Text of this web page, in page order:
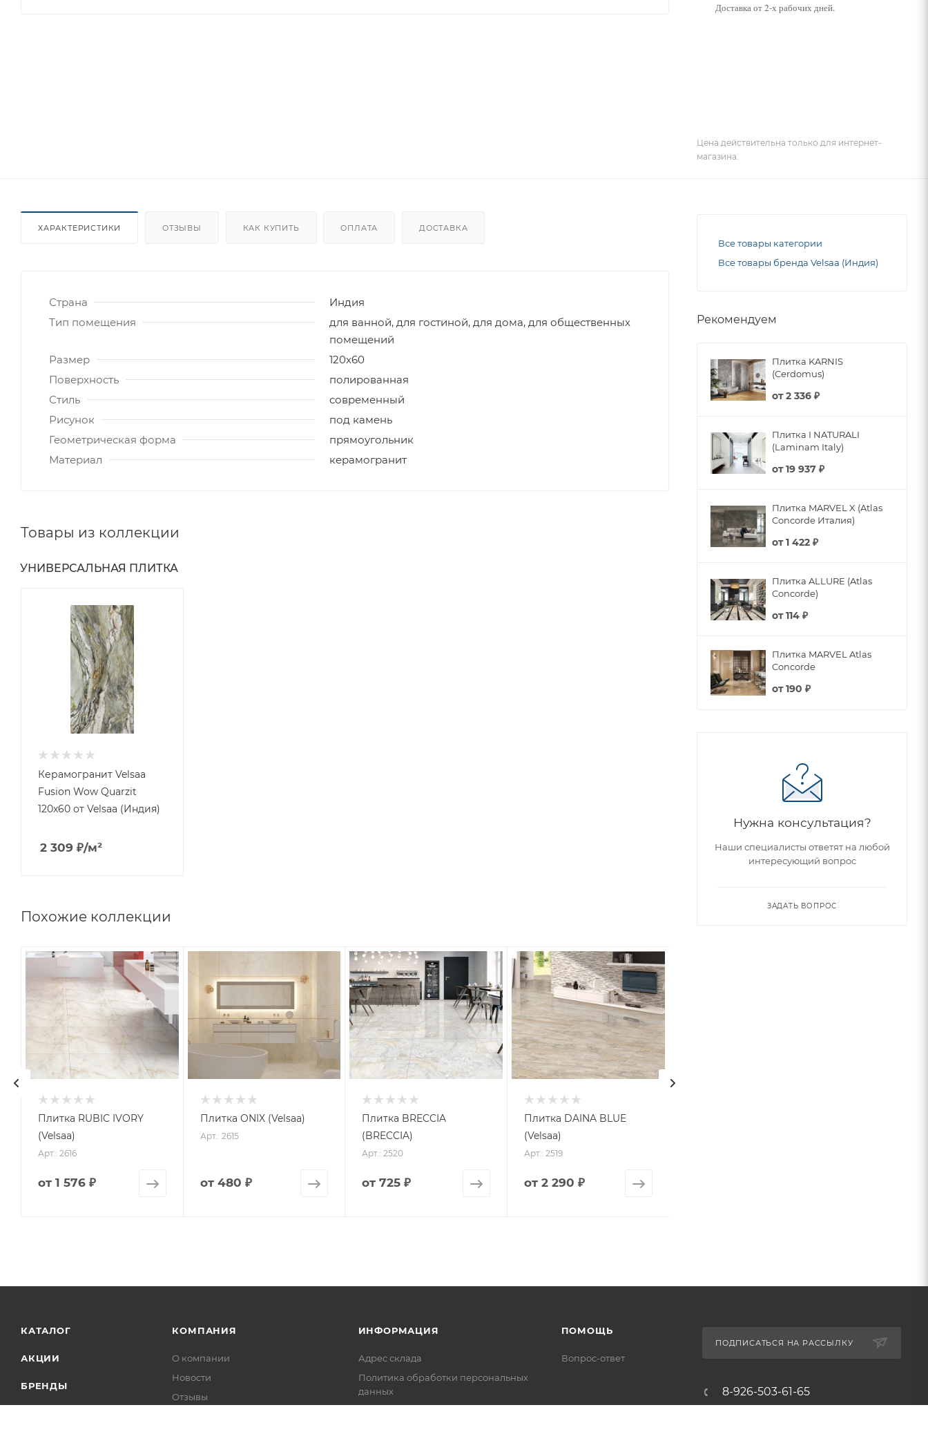
Доставка от 2-х рабочих дней.
Цена действительна только для интернет-
магазина.
ХАРАКТЕРИСТИКИ ОТЗЫВЫ КАК КУПИТЬ ОПЛАТА ДОСТАВКА
Страна
Индия
Тип помещения
для ванной, для гостиной, для дома, для общественных
помещений
Размер
120x60
Поверхность
полированная
Стиль
современный
Рисунок
под камень
Геометрическая форма
прямоугольник
Материал
керамогранит
Товары из коллекции
УНИВЕРСАЛЬНАЯ ПЛИТКА
Керамогранит Velsaa
Fusion Wow Quarzit
120x60 от Velsaa (Индия)
2 309 ₽/м²
Похожие коллекции
Плитка RUBIC IVORY
(Velsaa)
Арт.: 2616
от 1 576 ₽
Плитка ONIX (Velsaa)
Арт.: 2615
от 480 ₽
Плитка BRECCIA
(BRECCIA)
Арт.: 2520
от725 ₽
Плитка DAINA BLUE
(Velsaa)
Арт.: 2519
от 2 290 ₽
Все товары категории
Все товары бренда Velsaa (Индия)
Рекомендуем
Плитка KARNIS
(Cerdomus)
от2 336 ₽
Плитка I NATURALI
(Laminam Italy)
от19 937 ₽
Плитка MARVEL X (Atlas
Concorde Италия)
от1 422 ₽
Плитка ALLURE (Atlas
Concorde)
от114 ₽
Плитка MARVEL Atlas
Concorde
от190 ₽
Нужна консультация?
Наши специалисты ответят на любой
интересующий вопрос
ЗАДАТЬ ВОПРОС
КАТАЛОГ
АКЦИИ
БРЕНДЫ
КОМПАНИЯ
О компании
Новости
Отзывы
ИНФОРМАЦИЯ
Адрес склада
Политика обработки персональных
данных
ПОМОЩЬ
Вопрос-ответ
ПОДПИСАТЬСЯ НА РАССЫЛКУ
8-926-503-61-65